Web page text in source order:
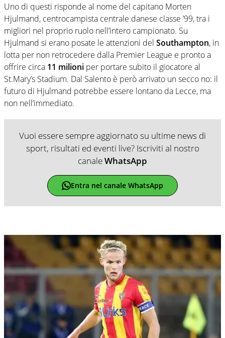
Uno di questi risponde al nome del capitano Morten
Hjulmand, centrocampista centrale danese classe ’99, tra i
migliori nel proprio ruolo nell’intero campionato. Su
Hjulmand si erano posate le attenzioni del Southampton, in
lotta per non retrocedere dalla Premier League e pronto a
offrire circa 11 milioni per portare subito il giocatore al
St.Mary’s Stadium. Dal Salento è però arrivato un secco no: il
futuro di Hjulmand potrebbe essere lontano da Lecce, ma
non nell’immediato.
Vuoi essere sempre aggiornato su ultime news di
sport, risultati ed eventi live? Iscriviti al nostro
canaleWhatsApp
Entra nel canale WhatsApp